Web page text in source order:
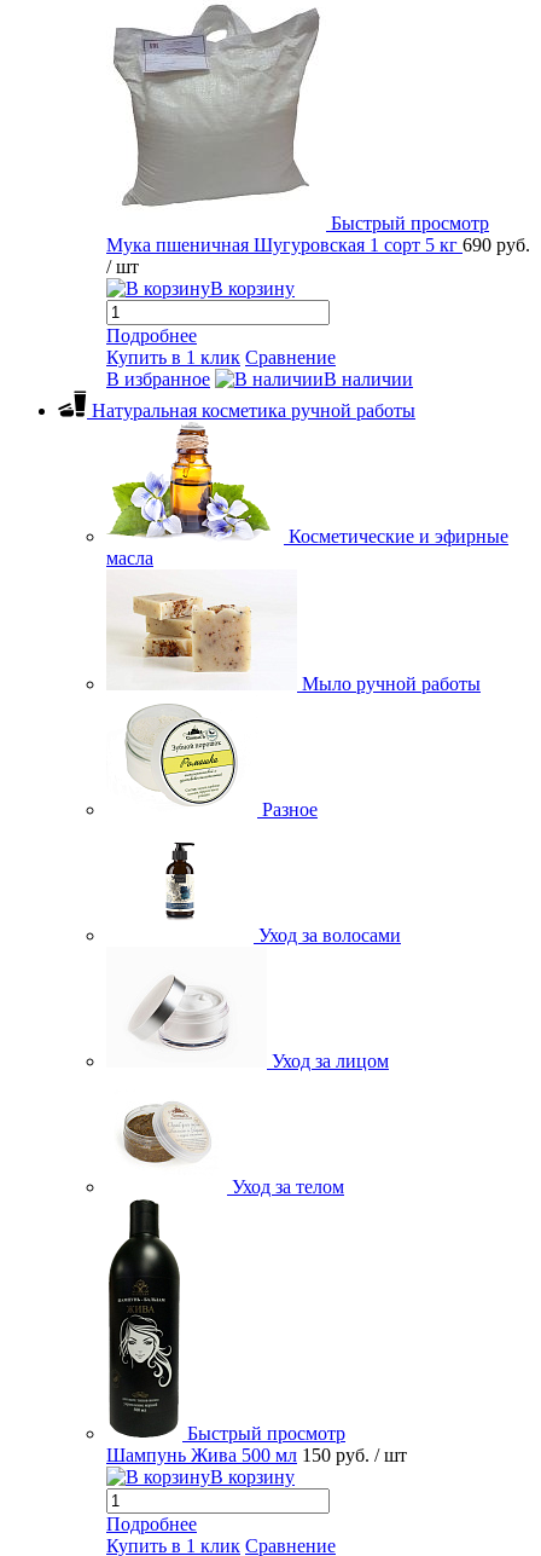
Быстрый просмотр
Мука пшеничная Шугуровская 1 сорт 5 кг 690 руб.
/ шт
В корзину
Подробнее
Купить в 1 клик Сравнение
В избранное
В наличии
Натуральная косметика ручной работы
Косметические и эфирные
масла
Мыло ручной работы
Разное
Уход за волосами
Уход за лицом
Уход за телом
Быстрый просмотр
Шампунь Жива 500 мл 150 руб. / шт
В корзину
Подробнее
Купить в 1 клик Сравнение